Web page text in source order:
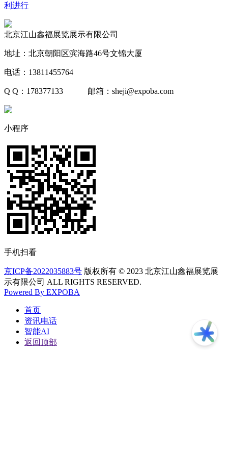
利进行
北京江山鑫福展览展示有限公司
地址：北京朝阳区滨海路46号文锦大厦
电话：13811455764
Q Q：178377133 邮箱：sheji@expoba.com
小程序
手机扫看
京ICP备2022035883号 版权所有 © 2023 北京江山鑫福展览展
示有限公司 ALL RIGHTS RESERVED.
Powered By EXPOBA
首页
资讯电话
智能AI
返回顶部